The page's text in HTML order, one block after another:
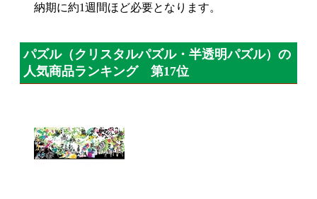
納期に約1週間ほど必要となります。
パズル（クリスタルパズル・半透明パズル）の
人気商品ランキング 第17位